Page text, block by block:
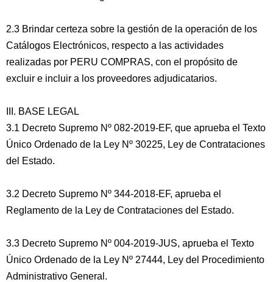
2.3 Brindar certeza sobre la gestión de la operación de los
Catálogos Electrónicos, respecto a las actividades
realizadas por PERU COMPRAS, con el propósito de
excluir e incluir a los proveedores adjudicatarios.
III. BASE LEGAL
3.1 Decreto Supremo Nº 082-2019-EF, que aprueba el Texto
Único Ordenado de la Ley Nº 30225, Ley de Contrataciones
del Estado.
3.2 Decreto Supremo Nº 344-2018-EF, aprueba el
Reglamento de la Ley de Contrataciones del Estado.
3.3 Decreto Supremo Nº 004-2019-JUS, aprueba el Texto
Único Ordenado de la Ley Nº 27444, Ley del Procedimiento
Administrativo General.